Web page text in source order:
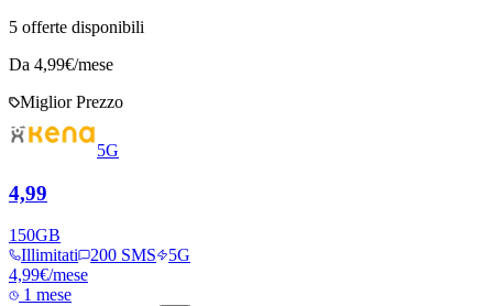
5 offerte disponibili
Da 4,99€/mese
Miglior Prezzo
5G
4,99
150GB
Illimitati
200 SMS
5G
4,99€/mese
1 mese